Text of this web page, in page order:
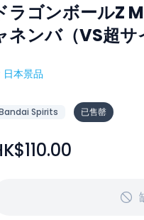
ラゴンボールZ
ネンバ（VS超サ
日本景品
Spirits 已售罄